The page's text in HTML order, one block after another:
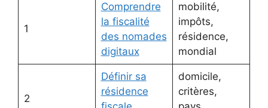
1
Comprendre
la fiscalité
des nomades
digitaux
mobilité,
impôts,
résidence,
mondial
2
Définir sa
résidence
domicile,
critères,